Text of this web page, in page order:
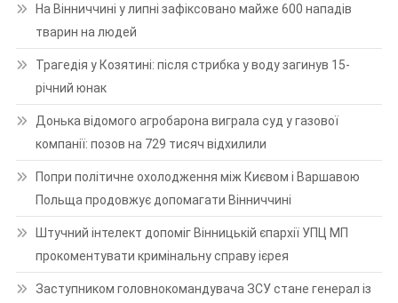
На Вінниччині у липні зафіксовано майже 600 нападів
тварин на людей
Трагедія у Козятині: після стрибка у воду загинув 15-
річний юнак
Донька відомого агробарона виграла суд у газової
компанії: позов на 729 тисяч відхилили
Попри політичне охолодження між Києвом і Варшавою
Польща продовжує допомагати Вінниччині
Штучний інтелект допоміг Вінницькій єпархії УПЦ МП
прокоментувати кримінальну справу ієрея
Заступником головнокомандувача ЗСУ стане генерал із